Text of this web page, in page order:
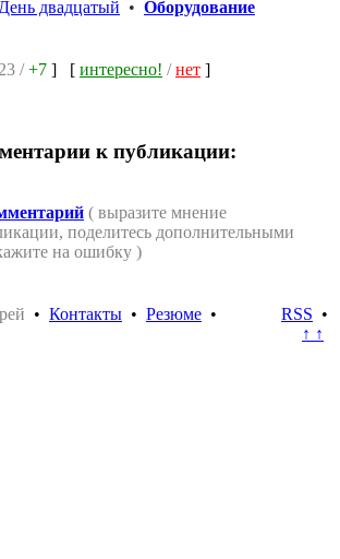
День двадцатый • Оборудование
/+7 ] [ интересно! /нет ]
к публикации:
( выразите мнение
поделитесь дополнительными
на ошибку )
• Контакты • Резюме •
RSS •
↑ ↑